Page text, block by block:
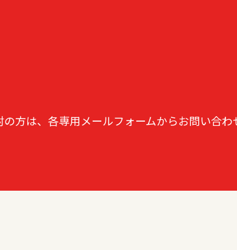
方は、各専用メールフォームからお問い合わ